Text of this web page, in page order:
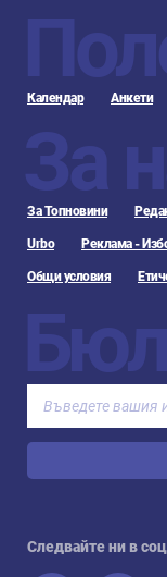
Календар Анкети
За
За Топновини
Urbo Реклама -
Общи условия
Следвайте ни в